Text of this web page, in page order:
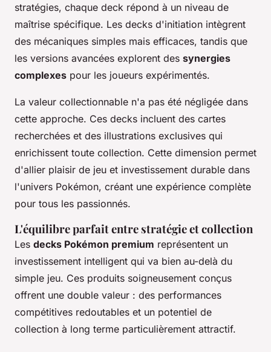
stratégies, chaque deck répond à un niveau de
maîtrise spécifique. Les decks d'initiation intègrent
des mécaniques simples mais efficaces, tandis que
les versions avancées explorent des synergies
complexes pour les joueurs expérimentés.
La valeur collectionnable n'a pas été négligée dans
cette approche. Ces decks incluent des cartes
recherchées et des illustrations exclusives qui
enrichissent toute collection. Cette dimension permet
d'allier plaisir de jeu et investissement durable dans
l'univers Pokémon, créant une expérience complète
pour tous les passionnés.
L'équilibre parfait entre stratégie et collection
Les decks Pokémon premium représentent un
investissement intelligent qui va bien au-delà du
simple jeu. Ces produits soigneusement conçus
offrent une double valeur : des performances
compétitives redoutables et un potentiel de
collection à long terme particulièrement attractif.